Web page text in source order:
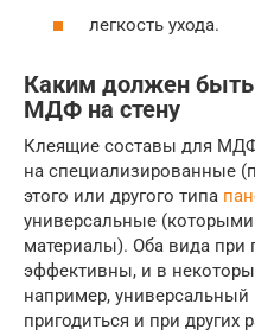
легкость ухода.
Каким должен быть
МДФ на стену
Клеящие составы для
на специализированные
этого или другого типа
универсальные
материалы). Оба вида при
эффективны, и в
например,
пригодиться и при